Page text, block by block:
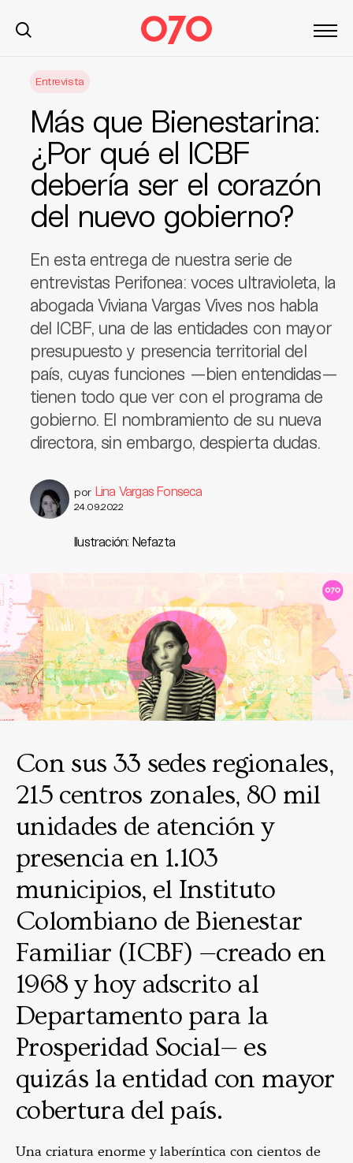
Entrevista
Más que Bienestarina:
¿Por qué el ICBF
debería ser el corazón
del nuevo gobierno?
En esta entrega de nuestra serie de
entrevistas Perifonea: voces ultravioleta, la
abogada Viviana Vargas Vives nos habla
del ICBF, una de las entidades con mayor
presupuesto y presencia territorial del
país, cuyas funciones —bien entendidas—
tienen todo que ver con el programa de
gobierno. El nombramiento de su nueva
directora, sin embargo, despierta dudas.
por Lina Vargas Fonseca
24.09.2022
Ilustración: Nefazta
Con sus 33 sedes regionales,
215 centros zonales, 80 mil
unidades de atención y
presencia en 1.103
municipios, el Instituto
Colombiano de Bienestar
Familiar (ICBF) —creado en
1968 y hoy adscrito al
Departamento para la
Prosperidad Social— es
quizás la entidad con mayor
cobertura del país.
Una criatura enorme y laberíntica con cientos de